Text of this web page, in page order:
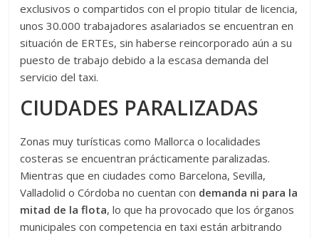
exclusivos o compartidos con el propio titular de licencia,
unos 30.000 trabajadores asalariados se encuentran en
situación de ERTEs, sin haberse reincorporado aún a su
puesto de trabajo debido a la escasa demanda del
servicio del taxi.
CIUDADES PARALIZADAS
Zonas muy turísticas como Mallorca o localidades
costeras se encuentran prácticamente paralizadas.
Mientras que en ciudades como Barcelona, Sevilla,
Valladolid o Córdoba no cuentan con demanda ni para la
mitad de la flota, lo que ha provocado que los órganos
municipales con competencia en taxi están arbitrando